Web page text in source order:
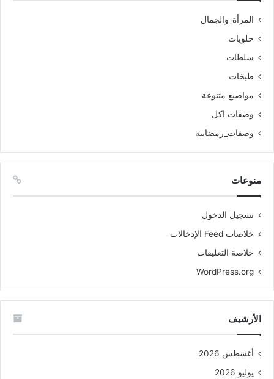
المرأة_والجمال
حلويات
سلطات
طبخات
مواضيع متنوعة
وصفات اكل
وصفات_رمضانية
منوعات
تسجيل الدخول
خلاصات Feed الإدخالات
خلاصة التعليقات
WordPress.org
الأرشيف
أغسطس 2026
يوليو 2026